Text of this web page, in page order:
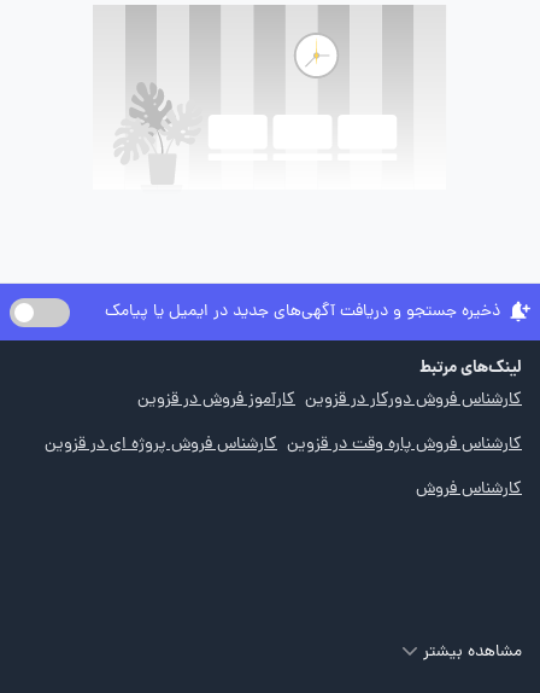
ذخیره جستجو و دریافت آگهی‌های جدید در ایمیل یا پیامک
لینک‌های مرتبط
کارشناس فروش دورکار در قزوین کارآموز فروش در قزوین
کارشناس فروش پاره وقت در قزوین کارشناس فروش پروژه ای در قزوین
کارشناس فروش
مشاهده بیشتر